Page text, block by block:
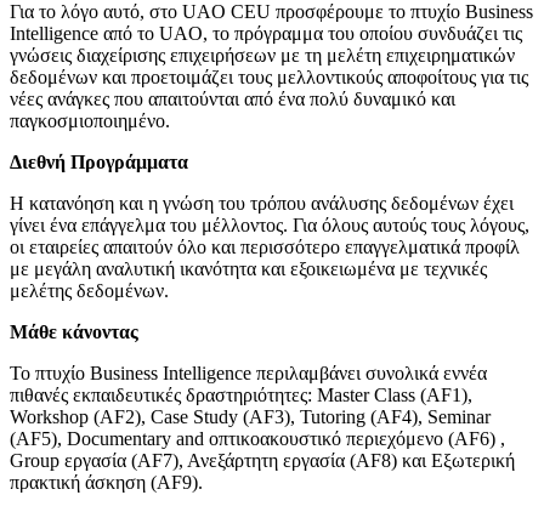
Για το λόγο αυτό, στο UAO CEU προσφέρουμε το πτυχίο Business
Intelligence από το UAO, το πρόγραμμα του οποίου συνδυάζει τις
γνώσεις διαχείρισης επιχειρήσεων με τη μελέτη επιχειρηματικών
δεδομένων και προετοιμάζει τους μελλοντικούς αποφοίτους για τις
νέες ανάγκες που απαιτούνται από ένα πολύ δυναμικό και
παγκοσμιοποιημένο.
Διεθνή Προγράμματα
Η κατανόηση και η γνώση του τρόπου ανάλυσης δεδομένων έχει
γίνει ένα επάγγελμα του μέλλοντος. Για όλους αυτούς τους λόγους,
οι εταιρείες απαιτούν όλο και περισσότερο επαγγελματικά προφίλ
με μεγάλη αναλυτική ικανότητα και εξοικειωμένα με τεχνικές
μελέτης δεδομένων.
Μάθε κάνοντας
Το πτυχίο Business Intelligence περιλαμβάνει συνολικά εννέα
πιθανές εκπαιδευτικές δραστηριότητες: Master Class (AF1),
Workshop (AF2), Case Study (AF3), Tutoring (AF4), Seminar
(AF5), Documentary and οπτικοακουστικό περιεχόμενο (AF6) ,
Group εργασία (AF7), Ανεξάρτητη εργασία (AF8) και Εξωτερική
πρακτική άσκηση (AF9).